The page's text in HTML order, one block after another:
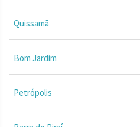
Quissamã
Bom Jardim
Petrópolis